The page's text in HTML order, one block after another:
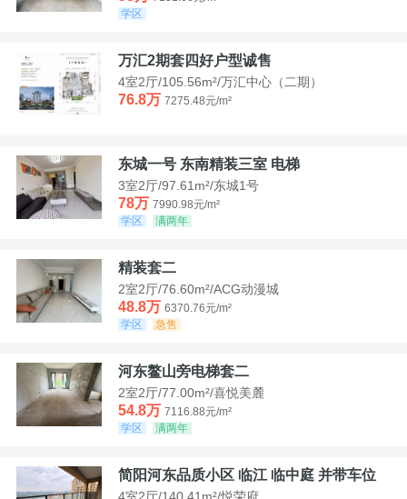
学区
万汇2期套四好户型诚售
4室2厅/105.56m²/万汇中心（二期）
76.8万 7275.48元/m²
东城一号 东南精装三室 电梯
3室2厅/97.61m²/东城1号
78万 7990.98元/m²
学区
满两年
精装套二
2室2厅/76.60m²/ACG动漫城
48.8万 6370.76元/m²
学区
急售
河东鳌山旁电梯套二
2室2厅/77.00m²/喜悦美麓
54.8万 7116.88元/m²
学区
满两年
简阳河东品质小区 临江 临中庭 并带车位